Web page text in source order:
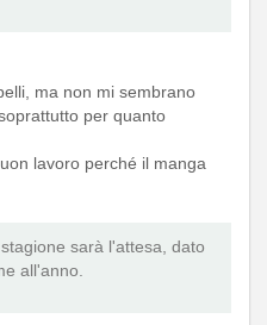
ma non mi sembrano
per quanto
lavoro perché il manga
sarà l'attesa, dato
all'anno.